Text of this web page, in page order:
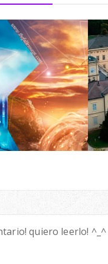
quiero leerlo! ^_^